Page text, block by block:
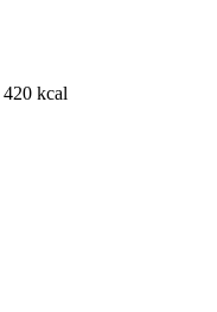
kcal